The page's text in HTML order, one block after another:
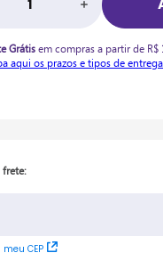
Grátisem compras a partir de R$
aqui os prazos e tipos de entrega.
frete
CEP